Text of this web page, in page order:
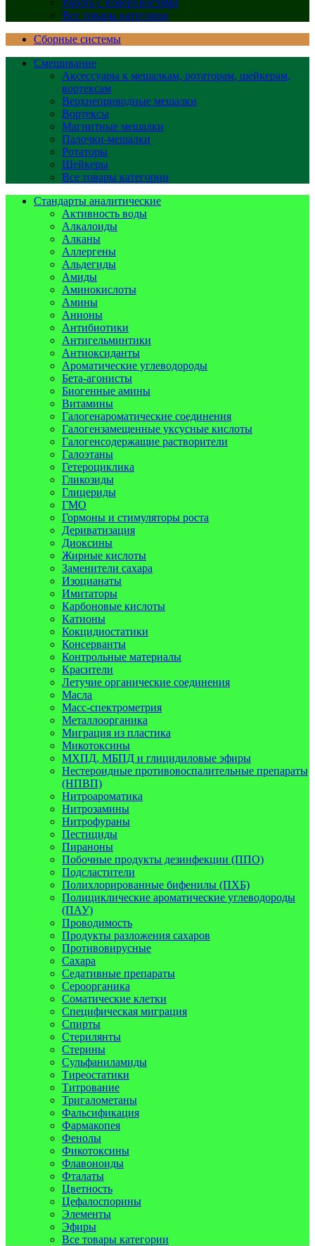
Работа с поверхностями
Все товары категории
Сборные системы
Смешивание
Аксессуары к мешалкам, ротаторам, шейкерам,
вортексам
Верхнеприводные мешалки
Вортексы
Магнитные мешалки
Палочки-мешалки
Ротаторы
Шейкеры
Все товары категории
Стандарты аналитические
Активность воды
Алкалоиды
Алканы
Аллергены
Альдегиды
Амиды
Аминокислоты
Амины
Анионы
Антибиотики
Антигельминтики
Антиоксиданты
Ароматические углеводороды
Бета-агонисты
Биогенные амины
Витамины
Галогенароматические соединения
Галогензамещенные уксусные кислоты
Галогенсодержащие растворители
Галоэтаны
Гетероциклика
Гликозиды
Глицериды
ГМО
Гормоны и стимуляторы роста
Дериватизация
Диоксины
Жирные кислоты
Заменители сахара
Изоцианаты
Имитаторы
Карбоновые кислоты
Катионы
Кокцидиостатики
Консерванты
Контрольные материалы
Красители
Летучие органические соединения
Масла
Масс-спектрометрия
Металлоорганика
Миграция из пластика
Микотоксины
МХПД, МБПД и глицидиловые эфиры
Нестероидные противовоспалительные препараты
(НПВП)
Нитроароматика
Нитрозамины
Нитрофураны
Пестициды
Пираноны
Побочные продукты дезинфекции (ППО)
Подсластители
Полихлорированные бифенилы (ПХБ)
Полициклические ароматические углеводороды
(ПАУ)
Проводимость
Продукты разложения сахаров
Противовирусные
Сахара
Седативные препараты
Сероорганика
Соматические клетки
Специфическая миграция
Спирты
Стерилянты
Стерины
Сульфаниламиды
Тиреостатики
Титрование
Тригалометаны
Фальсификация
Фармакопея
Фенолы
Фикотоксины
Флавоноиды
Фталаты
Цветность
Цефалоспорины
Элементы
Эфиры
Все товары категории